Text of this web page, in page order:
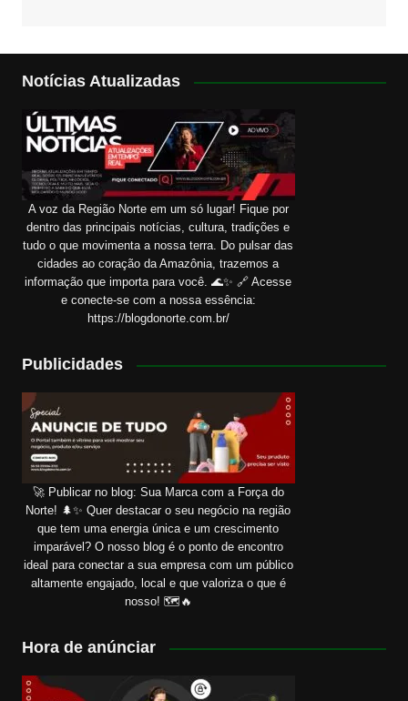
Notícias Atualizadas
A voz da Região Norte em um só lugar! Fique por
dentro das principais notícias, cultura, tradições e
tudo o que movimenta a nossa terra. Do pulsar das
cidades ao coração da Amazônia, trazemos a
informação que importa para você. 🌊✨ 🔗 Acesse
e conecte-se com a nossa essência:
https://blogdonorte.com.br/
Publicidades
🚀 Publicar no blog: Sua Marca com a Força do
Norte! 🌲✨ Quer destacar o seu negócio na região
que tem uma energia única e um crescimento
imparável? O nosso blog é o ponto de encontro
ideal para conectar a sua empresa com um público
altamente engajado, local e que valoriza o que é
nosso! 🗺️🔥
Hora de anúnciar